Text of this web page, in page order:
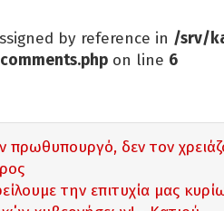
by reference in /srv/
on line 6
δεν τον
την επιτυχία μας